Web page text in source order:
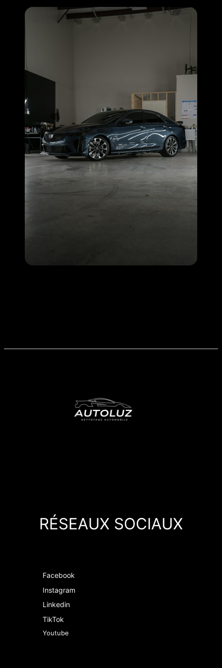
RÉSEAUX SOCIAUX
Facebook
Instagram
Linkedin
TikTok
Youtube